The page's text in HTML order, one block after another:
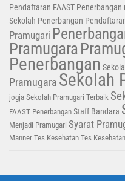
Pendaftaran FAAST Penerbangan
Sekolah Penerbangan
Pramugari
Pramugara
Penerbangan
Pramugara Sekolah
jogja Sekolah Pramugari Terbaik
FAAST Penerbangan Staff Bandara
Menjadi Pramugari Syarat
Manner Tes Kesehatan Tes